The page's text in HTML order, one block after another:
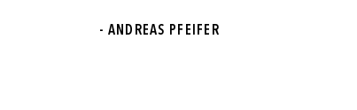
- ANDREAS PFEIFER